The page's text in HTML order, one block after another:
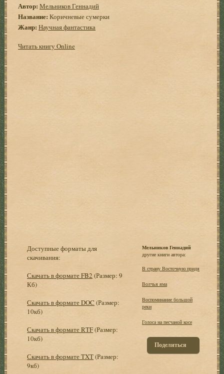
Автор: Мельников Геннадий
Название: Коричневые сумерки
Жанр: Научная фантастика
Читать книгу Online
Доступные форматы для
скачивания:
Скачать в формате FB2 (Размер: 9
Кб)
Скачать в формате DOC (Размер:
10кб)
Скачать в формате RTF(Размер:
10кб)
Скачать в формате TXT(Размер:
9кб)
Мельников Геннадий
другие книги автора:
В страну Восточную придя
Волчья яма
Воспоминание большой
реки
Голоса на песчаной косе
Поделиться